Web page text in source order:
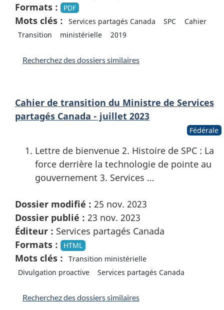
Formats :
PDF
Mots clés : Services partagés Canada SPC
Cahier
Transition
ministérielle 2019
Recherchez des dossiers similaires
Cahier de transition du Ministre de Services
partagés Canada - juillet 2023
Fédérale
Lettre de bienvenue 2. Histoire de SPC : La
force derrière la technologie de pointe au
gouvernement 3. Services …
Dossier modifié : 25 nov. 2023
Dossier publié : 23 nov. 2023
Éditeur : Services partagés Canada
Formats :
HTML
Mots clés :
Transition ministérielle
Divulgation proactive
Services partagés Canada
Recherchez des dossiers similaires